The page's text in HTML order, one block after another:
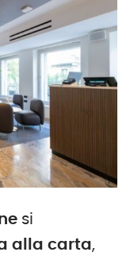
si
alla carta,